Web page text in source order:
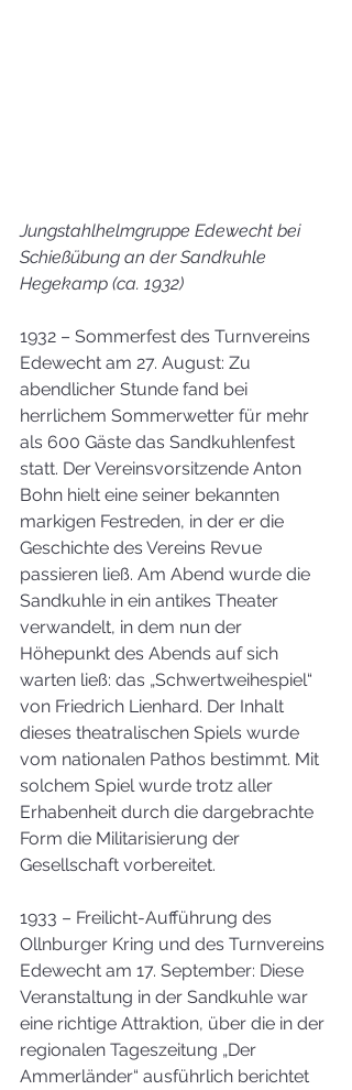
Jungstahlhelmgruppe Edewecht bei
Schießübung an der Sandkuhle
Hegekamp (ca. 1932)
1932 – Sommerfest des Turnvereins
Edewecht am 27. August: Zu
abendlicher Stunde fand bei
herrlichem Sommerwetter für mehr
als 600 Gäste das Sandkuhlenfest
statt. Der Vereinsvorsitzende Anton
Bohn hielt eine seiner bekannten
markigen Festreden, in der er die
Geschichte des Vereins Revue
passieren ließ. Am Abend wurde die
Sandkuhle in ein antikes Theater
verwandelt, in dem nun der
Höhepunkt des Abends auf sich
warten ließ: das „Schwertweihespiel“
von Friedrich Lienhard. Der Inhalt
dieses theatralischen Spiels wurde
vom nationalen Pathos bestimmt. Mit
solchem Spiel wurde trotz aller
Erhabenheit durch die dargebrachte
Form die Militarisierung der
Gesellschaft vorbereitet.
1933 – Freilicht-Aufführung des
Ollnburger Kring und des Turnvereins
Edewecht am 17. September: Diese
Veranstaltung in der Sandkuhle war
eine richtige Attraktion, über die in der
regionalen Tageszeitung „Der
Ammerländer“ ausführlich berichtet